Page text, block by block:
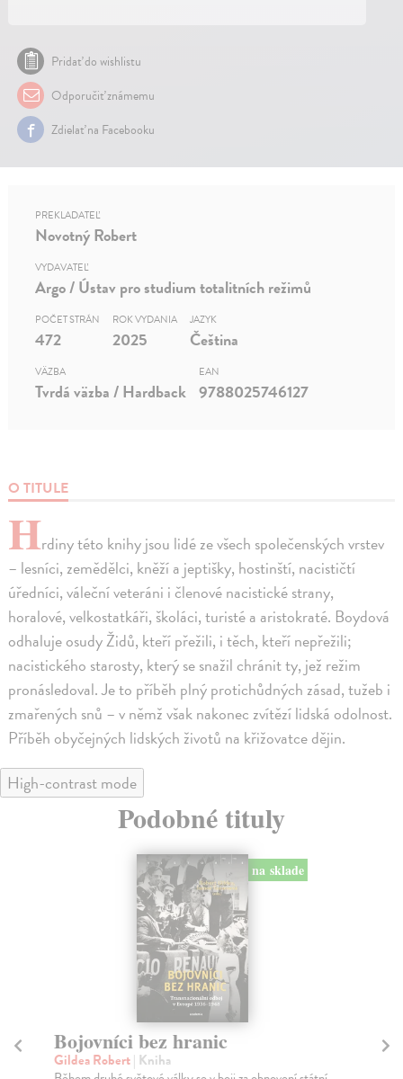
Pridať do wishlistu
Odporučiť známemu
Zdielať na Facebooku
O TITULE
Hrdiny této knihy jsou lidé ze všech společenských vrstev
– lesníci, zemědělci, kněží a jeptišky, hostinští, nacističtí
úředníci, váleční veteráni i členové nacistické strany,
horalové, velkostatkáři, školáci, turisté a aristokraté. Boydová
odhaluje osudy Židů, kteří přežili, i těch, kteří nepřežili;
nacistického starosty, který se snažil chránit ty, jež režim
pronásledoval. Je to příběh plný protichůdných zásad, tužeb i
zmařených snů – v němž však nakonec zvítězí lidská odolnost.
Příběh obyčejných lidských životů na křižovatce dějin.
PREKLADATEĽ
Novotný Robert
VYDAVATEĽ
Argo / Ústav pro studium totalitních režimů
POČET STRÁN
472
ROK VYDANIA
2025
JAZYK
Čeština
VÄZBA
Tvrdá väzba / Hardback
EAN
9788025746127
High-contrast mode
Podobné tituly
Zápas o evropskou nadvládu
Simms Brendan| Kniha